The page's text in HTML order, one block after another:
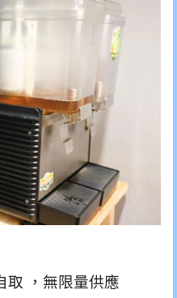
取 ，無限量供應